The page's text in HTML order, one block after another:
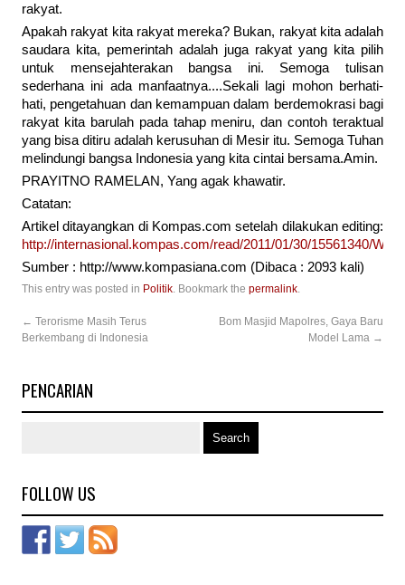
rakyat.
Apakah rakyat kita rakyat mereka? Bukan, rakyat kita adalah
saudara kita, pemerintah adalah juga rakyat yang kita pilih
untuk mensejahterakan bangsa ini. Semoga tulisan
sederhana ini ada manfaatnya....Sekali lagi mohon berhati-
hati, pengetahuan dan kemampuan dalam berdemokrasi bagi
rakyat kita barulah pada tahap meniru, dan contoh teraktual
yang bisa ditiru adalah kerusuhan di Mesir itu. Semoga Tuhan
melindungi bangsa Indonesia yang kita cintai bersama.Amin.
PRAYITNO RAMELAN, Yang agak khawatir.
Catatan:
Artikel ditayangkan di Kompas.com setelah dilakukan editing:
http://internasional.kompas.com/read/2011/01/30/15561340/
Sumber : http://www.kompasiana.com (Dibaca : 2093 kali)
This entry was posted in Politik. Bookmark the permalink.
← Terorisme Masih Terus
Berkembang di Indonesia
Bom Masjid Mapolres, Gaya Baru
Model Lama →
PENCARIAN
FOLLOW US